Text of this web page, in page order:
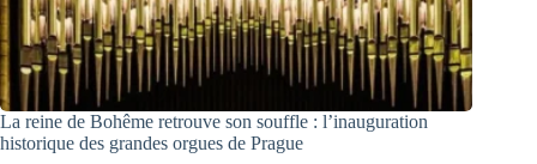
La reine de Bohême retrouve son souffle : l’inauguration
historique des grandes orgues de Prague